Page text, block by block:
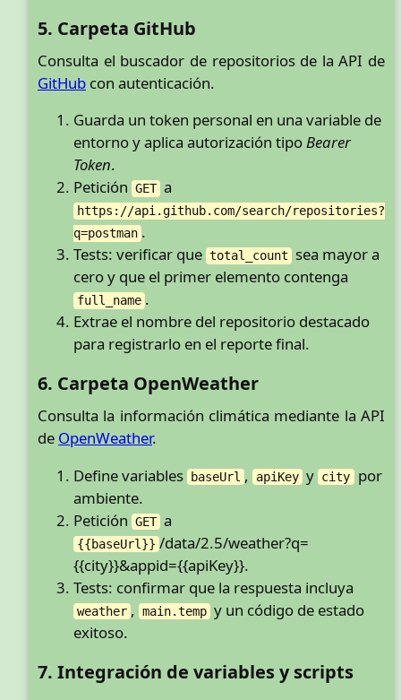
5. Carpeta GitHub
Consulta el buscador de repositorios de la API de
GitHub con autenticación.
Guarda un token personal en una variable de
entorno y aplica autorización tipoBearer
Token.
Petición GET a
https://api.github.com/search/repositories?
q=postman .
Tests: verificar que total_count
sea mayor a
cero y que el primer elemento contenga
full_name .
Extrae el nombre del repositorio destacado
para registrarlo en el reporte final.
6. Carpeta OpenWeather
Consulta la información climática mediante la API
de OpenWeather.
Define variables
baseUrl , apiKey y city por
ambiente.
Petición GET a
{{baseUrl}} /data/2.5/weather?q=
{{city}}&appid={{apiKey}}.
Tests: confirmar que la respuesta incluya
weather , main.temp y un código de estado
exitoso.
7. Integración de variables y scripts